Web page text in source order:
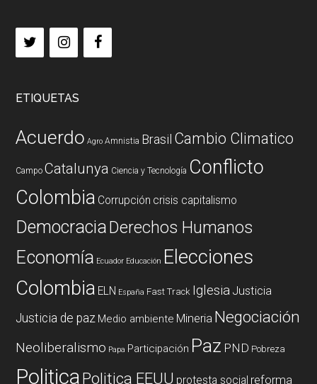
ETIQUETAS
Acuerdo Agro Amnistia Brasil Cambio Climatico
Campo Catalunya Ciencia y Tecnología Conflicto
Colombia Corrupción crisis capitalismo
DemocraciaDerechos Humanos
Economía Ecuador Educación Elecciones
Colombia ELN España Fast Track Iglesia Justicia
Justicia de paz Medio ambiente Mineria Negociación
Neoliberalismo Papa Participación Paz PND Pobreza
PoliticaPolitica EEUU protesta social reforma